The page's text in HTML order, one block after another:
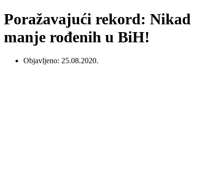
Poražavajući rekord: Nikad
manje rođenih u BiH!
Objavljeno: 25.08.2020.